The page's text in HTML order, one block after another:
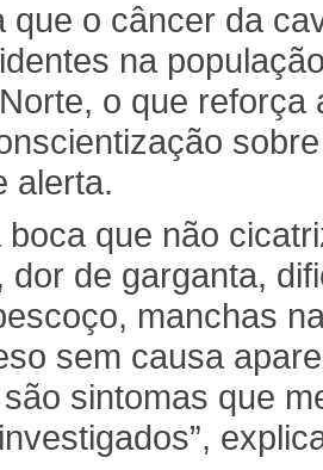
que o câncer da
na
o que reforça
alerta.
boca que não
dor de garganta,
manchas
sem causa
sintomas que